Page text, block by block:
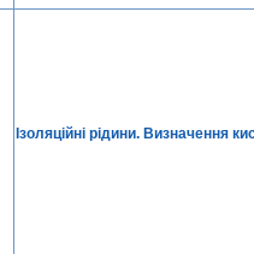
Ізоляційні рідини. Визначення